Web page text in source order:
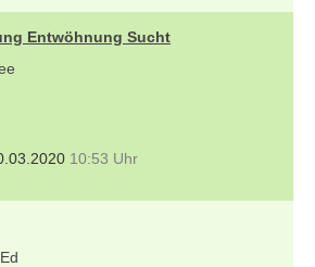
Entwöhnung Sucht
10:53 Uhr